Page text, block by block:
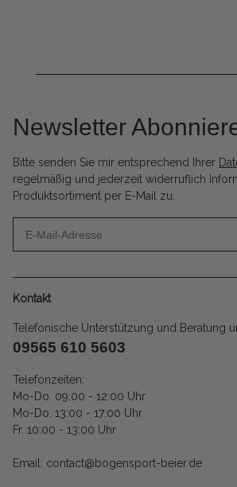
Newsletter
Bitte senden Sie mir entsprechend Ihrer
regelmäßig und jederzeit widerruflich
Produktsortiment per E-Mail zu.
Kontakt
Telefonische Unterstützung und Beratung
09565 610 5603
Telefonzeiten:
Mo-Do. 09:00 - 12:00 Uhr
Mo-Do. 13:00 - 17:00 Uhr
Fr. 10:00 - 13:00 Uhr
Email: contact@bogensport-beier.de